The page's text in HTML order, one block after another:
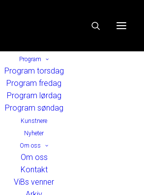
Program
Program torsdag
Program fredag
Program lørdag
Program søndag
Kunstnere
Nyheter
Om oss
Om oss
Kontakt
ViBs venner